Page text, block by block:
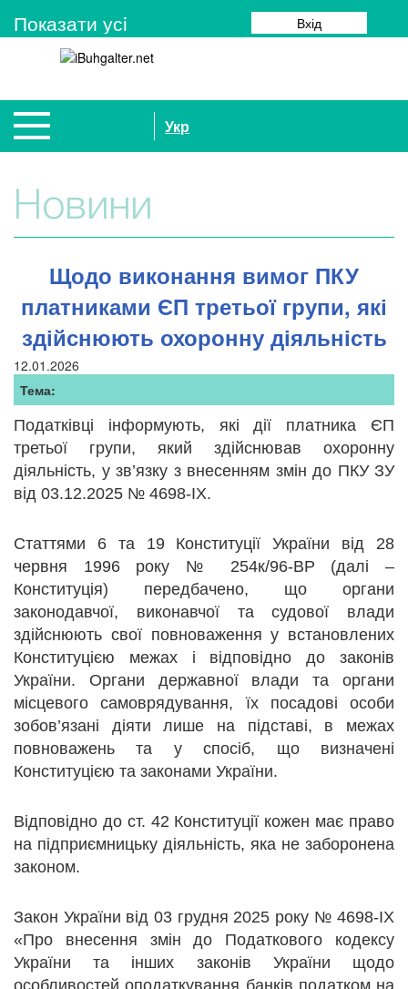
Показати усi Вхід
Укр
Новини
Щодо виконання вимог ПКУ
платниками ЄП третьої групи, які
здійснюють охоронну діяльність
12.01.2026
Тема:
Податківці інформують, які дії платника ЄП
третьої групи, який здійснював охоронну
діяльність, у зв’язку з внесенням змін до ПКУ ЗУ
від 03.12.2025 № 4698-IX.
Статтями 6 та 19 Конституції України від 28
червня 1996 року № 254к/96-ВР (далі –
Конституція) передбачено, що органи
законодавчої, виконавчої та судової влади
здійснюють свої повноваження у встановлених
Конституцією межах і відповідно до законів
України. Органи державної влади та органи
місцевого самоврядування, їх посадові особи
зобов’язані діяти лише на підставі, в межах
повноважень та у спосіб, що визначені
Конституцією та законами України.
Відповідно до ст. 42 Конституції кожен має право
на підприємницьку діяльність, яка не заборонена
законом.
Закон України від 03 грудня 2025 року № 4698-IX
«Про внесення змін до Податкового кодексу
України та інших законів України щодо
особливостей оподаткування банків податком на